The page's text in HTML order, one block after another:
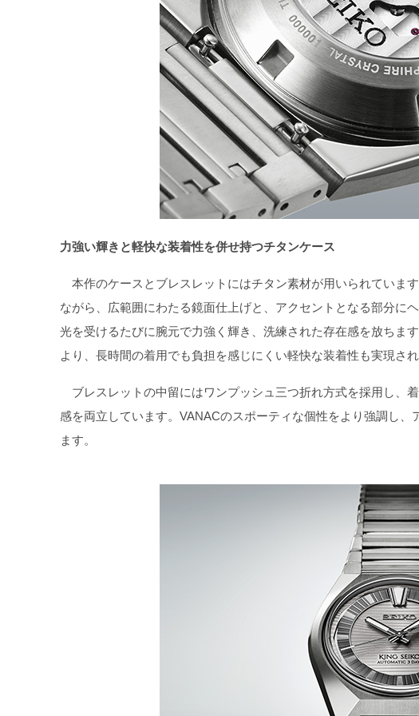
力強い輝きと軽快な装着性を併せ持つチタンケース
本作のケースとブレスレットにはチタン素材が用いられていま
ながら、広範囲にわたる鏡面仕上げと、アクセントとなる部分に
光を受けるたびに腕元で力強く輝き、洗練された存在感を放ちま
より、長時間の着用でも負担を感じにくい軽快な装着性も実現され
ブレスレットの中留にはワンプッシュ三つ折れ方式を採用し、
感を両立しています。VANACのスポーティな個性をより強調し
ます。